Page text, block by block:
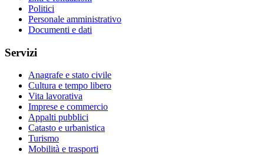
Politici
Personale amministrativo
Documenti e dati
Servizi
Anagrafe e stato civile
Cultura e tempo libero
Vita lavorativa
Imprese e commercio
Appalti pubblici
Catasto e urbanistica
Turismo
Mobilità e trasporti